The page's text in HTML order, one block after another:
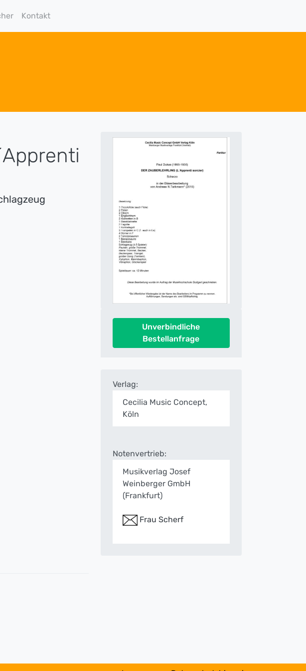
Kontakt
Unverbindliche
Bestellanfrage
Verlag:
Cecilia Music Concept,
Köln
Notenvertrieb:
Musikverlag Josef
Weinberger GmbH
(Frankfurt)
Frau Scherf